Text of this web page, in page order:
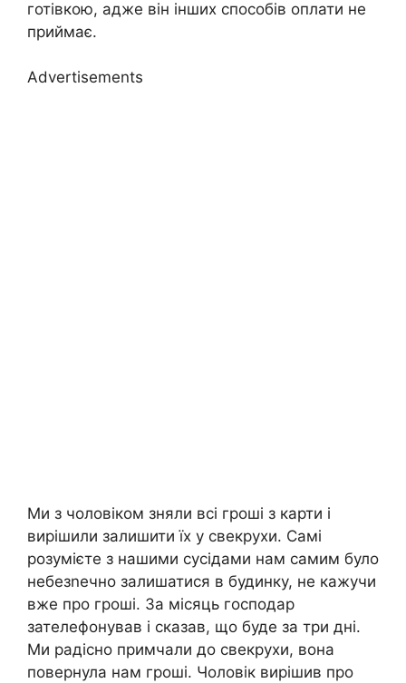
готівкою, адже він інших способів оплати не
приймає.
Advertisements
Ми з чоловіком зняли всі гроші з карти і
вирішили залишити їх у свекрухи. Самі
розумієте з нашими сусідами нам самим було
небезnечно залишатися в будинку, не кажучи
вже про гроші. За місяць господар
зателефонував і сказав, що буде за три дні.
Ми радісно примчали до свекрухи, вона
повернула нам гроші. Чоловік вирішив про